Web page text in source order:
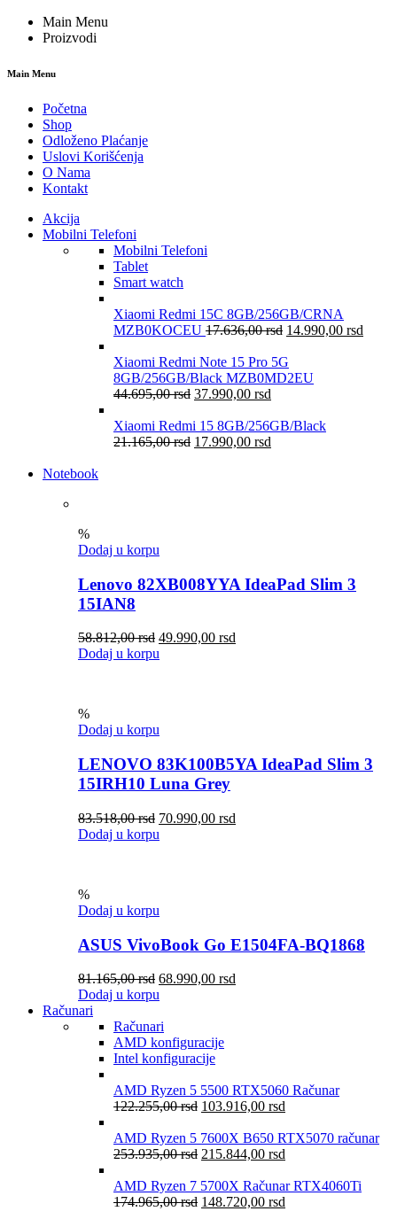
Main Menu
Proizvodi
Main Menu
Početna
Shop
Odloženo Plaćanje
Uslovi Korišćenja
O Nama
Kontakt
Akcija
Mobilni Telefoni
Mobilni Telefoni
Tablet
Smart watch
Xiaomi Redmi 15C 8GB/256GB/CRNA
MZB0KOCEU 17.636,00rsd 14.990,00 rsd
Xiaomi Redmi Note 15 Pro 5G
8GB/256GB/Black MZB0MD2EU
44.695,00rsd 37.990,00 rsd
Xiaomi Redmi 15 8GB/256GB/Black
21.165,00rsd 17.990,00 rsd
Notebook
%
Dodaj u korpu
Lenovo 82XB008YYA IdeaPad Slim 3
15IAN8
58.812,00rsd 49.990,00 rsd
Dodaj u korpu
%
Dodaj u korpu
LENOVO 83K100B5YA IdeaPad Slim 3
15IRH10 Luna Grey
83.518,00rsd 70.990,00 rsd
Dodaj u korpu
%
Dodaj u korpu
ASUS VivoBook Go E1504FA-BQ1868
81.165,00rsd 68.990,00 rsd
Dodaj u korpu
Računari
Računari
AMD konfiguracije
Intel konfiguracije
AMD Ryzen 5 5500 RTX5060 Računar
122.255,00rsd 103.916,00 rsd
AMD Ryzen 5 7600X B650 RTX5070 računar
253.935,00rsd 215.844,00 rsd
AMD Ryzen 7 5700X Računar RTX4060Ti
174.965,00rsd 148.720,00 rsd